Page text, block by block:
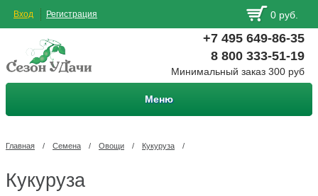
Вход Регистрация 0 руб.
+7 495 649-86-35
8 800 333-51-19
Минимальный заказ 300 руб
Меню
Главная / Семена / Овощи / Кукуруза /
Кукуруза